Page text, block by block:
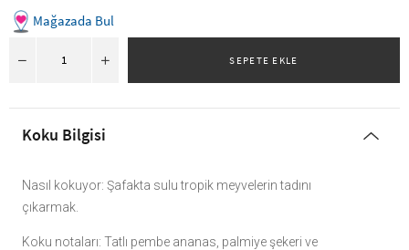
Mağazada Bul
Koku Bilgisi
Nasıl kokuyor: Şafakta sulu tropik meyvelerin tadını
çıkarmak.
Koku notaları: Tatlı pembe ananas, palmiye şekeri ve